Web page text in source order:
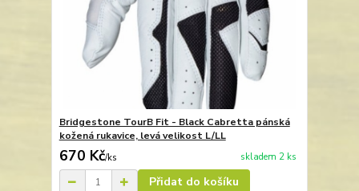
Bridgestone TourB Fit - Black Cabretta pánská
kožená rukavice, levá velikost L/LL
670 Kč/ks skladem 2 ks
Přidat do košíku